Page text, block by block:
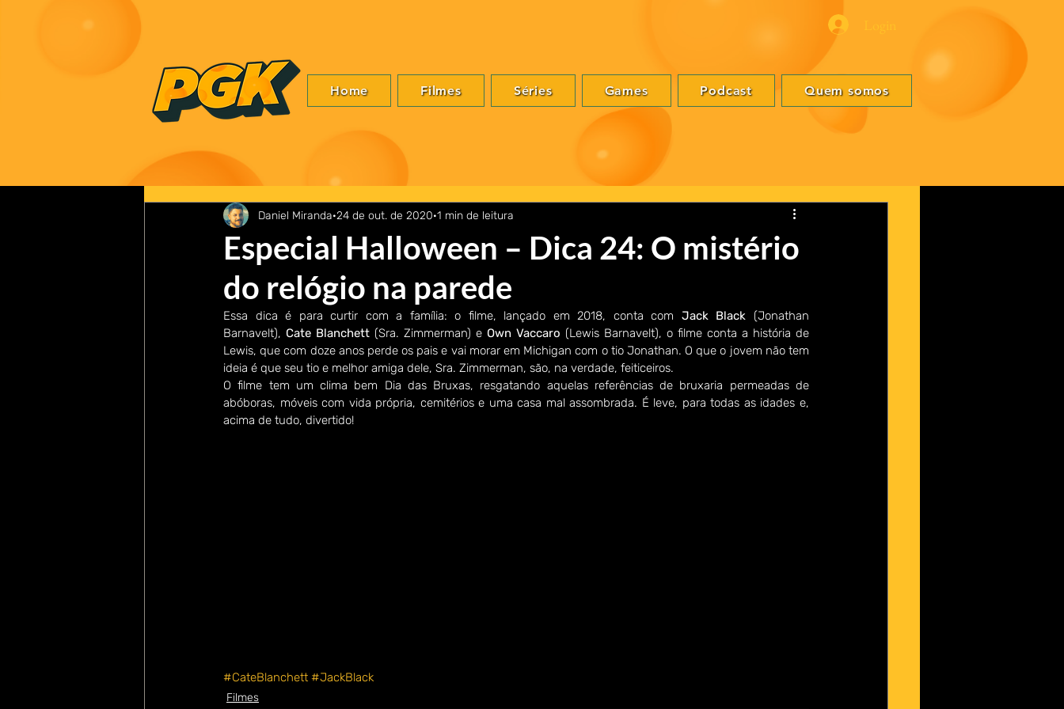
Home Filmes Séries Games Podcast Quem somos
Especial Halloween – Dica 24: O mistério
do relógio na parede
Daniel Miranda 24 de out. de 2020 1 min de leitura
Essa dica é para curtir com a família: o filme, lançado em 2018, conta com Jack Black (Jonathan
Barnavelt), Cate Blanchett (Sra. Zimmerman) e Own Vaccaro (Lewis Barnavelt), o filme conta a história de
Lewis, que com doze anos perde os pais e vai morar em Michigan com o tio Jonathan. O que o jovem não tem
ideia é que seu tio e melhor amiga dele, Sra. Zimmerman, são, na verdade, feiticeiros.
O filme tem um clima bem Dia das Bruxas, resgatando aquelas referências de bruxaria permeadas de
abóboras, móveis com vida própria, cemitérios e uma casa mal assombrada. É leve, para todas as idades e,
acima de tudo, divertido!
#CateBlanchett #JackBlack
Filmes